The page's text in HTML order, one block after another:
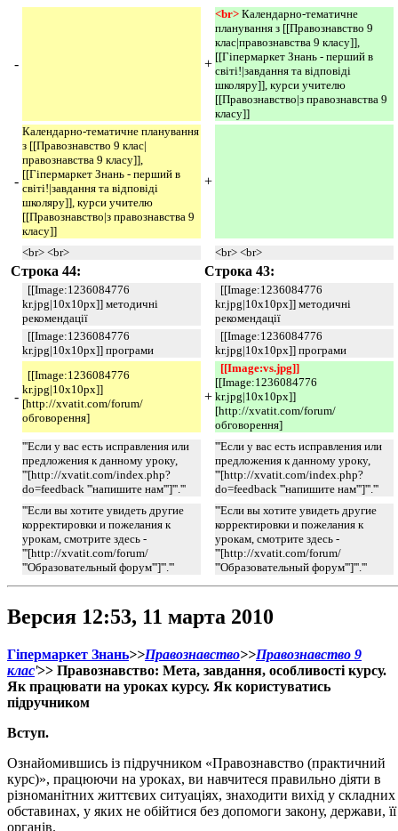
- +
<br> Календарно-тематичне
планування з [[Правознавство 9
клас|правознавства 9 класу]],
[[Гіпермаркет Знань - перший в
світі!|завдання та відповіді
школяру]], курси учителю
[[Правознавство|з правознавства 9
класу]]
-
Календарно-тематичне планування
з [[Правознавство 9 клас|
правознавства 9 класу]],
[[Гіпермаркет Знань - перший в
світі!|завдання та відповіді
школяру]], курси учителю
[[Правознавство|з правознавства 9
класу]]
+
<br> <br> <br> <br>
Строка 44: Строка 43:
[[Image:1236084776
kr.jpg|10x10px]] методичні
рекомендації
[[Image:1236084776
kr.jpg|10x10px]] методичні
рекомендації
[[Image:1236084776
kr.jpg|10x10px]] програми
[[Image:1236084776
kr.jpg|10x10px]] програми
-
[[Image:1236084776
kr.jpg|10x10px]]
[http://xvatit.com/forum/
обговорення]
+
[[Image:vs.jpg]]
[[Image:1236084776
kr.jpg|10x10px]]
[http://xvatit.com/forum/
обговорення]
'''Если у вас есть исправления или
предложения к данному уроку,
'''[http://xvatit.com/index.php?
do=feedback '''напишите нам''']'''.'''
'''Если у вас есть исправления или
предложения к данному уроку,
'''[http://xvatit.com/index.php?
do=feedback '''напишите нам''']'''.'''
'''Если вы хотите увидеть другие
корректировки и пожелания к
урокам, смотрите здесь -
'''[http://xvatit.com/forum/
'''Образовательный форум''']'''.'''
'''Если вы хотите увидеть другие
корректировки и пожелания к
урокам, смотрите здесь -
'''[http://xvatit.com/forum/
'''Образовательный форум''']'''.'''
Версия 12:53, 11 марта 2010
Гіпермаркет Знань>>Правознавство>>Правознавство 9
клас'>> Правознавство: Мета, завдання, особливості курсу.
Як працювати на уроках курсу. Як користуватись
підручником
Вступ.
Ознайомившись із підручником «Правознавство (практичний
курс)», працюючи на уроках, ви навчитеся правильно діяти в
різноманітних життєвих ситуаціях, знаходити вихід у складних
обставинах, у яких не обійтися без допомоги закону, держави, її
органів.